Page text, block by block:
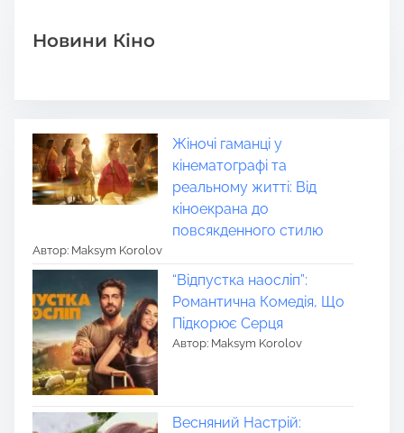
Новини Кіно
Жіночі гаманці у
кінематографі та
реальному житті: Від
кіноекрана до
повсякденного стилю
Автор: Maksym Korolov
“Відпустка наосліп”:
Романтична Комедія, Що
Підкорює Серця
Автор: Maksym Korolov
Весняний Настрій: